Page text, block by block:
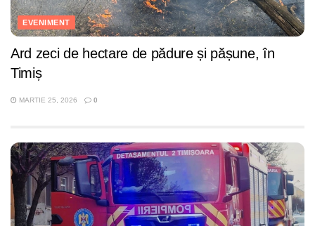
EVENIMENT
Ard zeci de hectare de pădure și pășune, în
Timiș
MARTIE 25, 2026 0